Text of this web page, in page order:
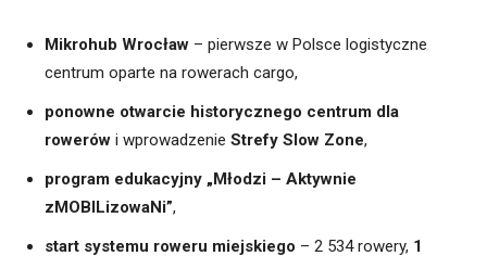
Mikrohub Wrocław – pierwsze w Polsce logistyczne
centrum oparte na rowerach cargo,
ponowne otwarcie historycznego centrum dla
rowerów i wprowadzenie Strefy Slow Zone,
program edukacyjny „Młodzi – Aktywnie
zMOBILizowaNi”,
start systemu roweru miejskiego – 2 534 rowery, 1